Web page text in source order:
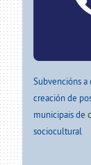
Subvencións
creación de
municipais de
sociocultural